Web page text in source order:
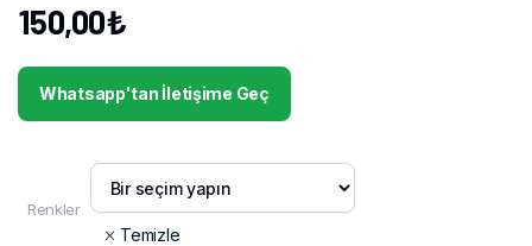
150,00₺
Whatsapp'tan İletişime Geç
Renkler
Temizle